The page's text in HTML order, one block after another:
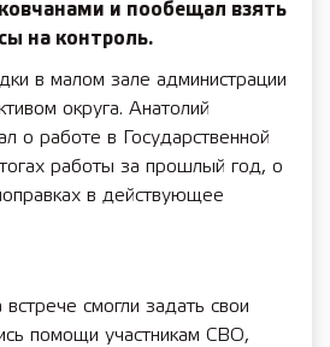
и пообещал взять
на контроль.
в малом зале администрации
округа. Анатолий
о работе в Государственной
работы за прошлый год, о
в действующее
смогли задать свои
помощи участникам СВО,